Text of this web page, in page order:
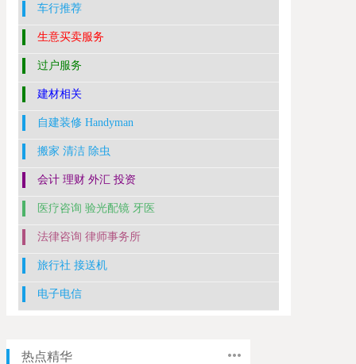
车行推荐
生意买卖服务
过户服务
建材相关
自建装修 Handyman
搬家 清洁 除虫
会计 理财 外汇 投资
医疗咨询 验光配镜 牙医
法律咨询 律师事务所
旅行社 接送机
电子电信
热点精华